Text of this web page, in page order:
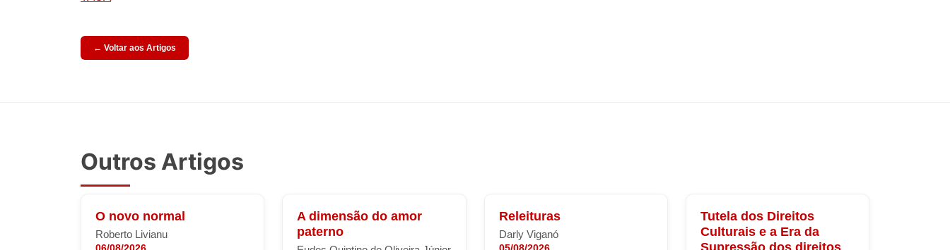
← Voltar aos Artigos
Outros Artigos
O novo normal
Roberto Livianu
A dimensão do amor
paterno
Releituras
Darly Viganó
Tutela dos Direitos
Culturais e a Era da
Supressão dos direitos